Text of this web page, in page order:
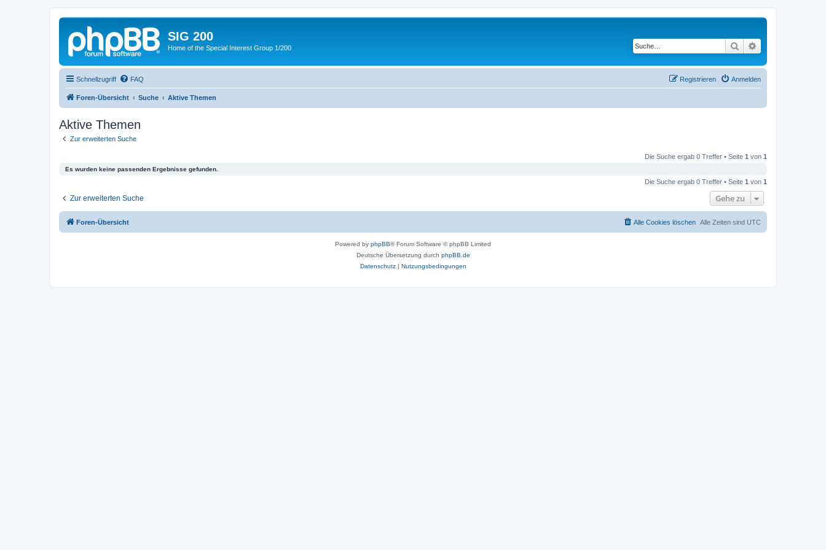
SIG 200
Home of the Special Interest Group 1/200 Suche
Schnellzugriff FAQ Anmelden
Registrieren
Foren-Übersicht Suche Aktive Themen
Aktive Themen
Zur erweiterten Suche
Die Suche ergab 0 Treffer • Seite 1 von 1
Es wurden keine passenden Ergebnisse gefunden.
Die Suche ergab 0 Treffer • Seite 1 von 1
Zur erweiterten Suche Gehe zu
Foren-Übersicht Alle Zeiten sind UTC
Alle Cookies löschen
Powered by phpBB® Forum Software © phpBB Limited
Deutsche Übersetzung durch phpBB.de
Datenschutz| Nutzungsbedingungen